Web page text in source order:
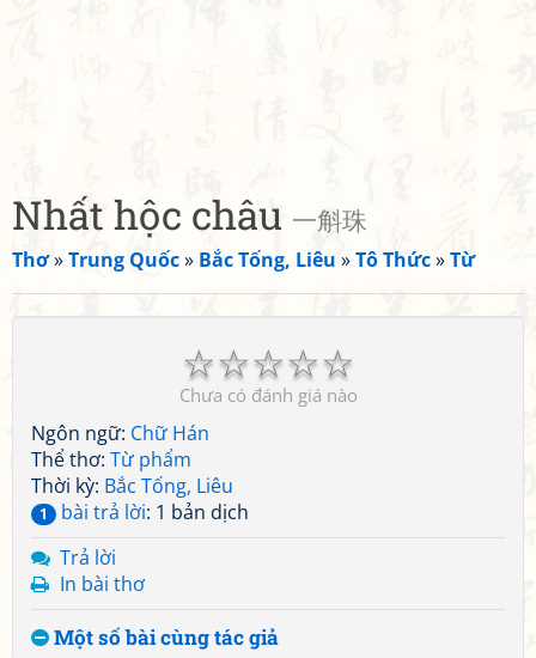
Nhất hộc châu 一斛珠
Thơ»Trung Quốc» Bắc Tống, Liêu »Tô Thức»Từ
☆
☆
☆
☆
☆
Chưa có đánh giá nào
Ngôn ngữ: Chữ Hán
Thể thơ: Từ phẩm
Thời kỳ: Bắc Tống, Liêu
1 bài trả lời: 1 bản dịch
Trả lời
In bài thơ
Một số bài cùng tác giả